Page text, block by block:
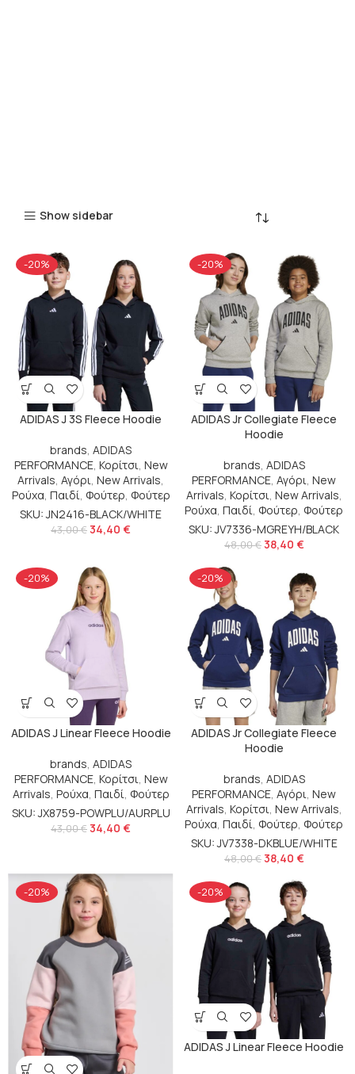
Show sidebar
ADIDAS J 3S Fleece Hoodie
brands, ADIDAS
PERFORMANCE, Κορίτσι, New
Arrivals, Αγόρι, New Arrivals,
Ρούχα, Παιδί, Φούτερ, Φούτερ
SKU: JN2416-BLACK/WHITE
43,00€34,40 €
-20%
ADIDAS Jr Collegiate Fleece
Hoodie
brands, ADIDAS
PERFORMANCE,Αγόρι,New
Arrivals, Κορίτσι, New Arrivals,
Ρούχα,Παιδί,Φούτερ,Φούτερ
SKU: JV7336-MGREYH/BLACK
48,00€38,40 €
-20%
ADIDAS J Linear Fleece Hoodie
brands, ADIDAS
PERFORMANCE, Κορίτσι, New
Arrivals, Ρούχα, Παιδί, Φούτερ
SKU: JX8759-POWPLU/AURPLU
43,00€34,40 €
-20%
ADIDAS Jr Collegiate Fleece
Hoodie
brands, ADIDAS
PERFORMANCE,Αγόρι,New
Arrivals, Κορίτσι, New Arrivals,
Ρούχα,Παιδί,Φούτερ,Φούτερ
SKU: JV7338-DKBLUE/WHITE
48,00€38,40 €
-20%
-20%
ADIDAS J Linear Fleece Hoodie
-20%